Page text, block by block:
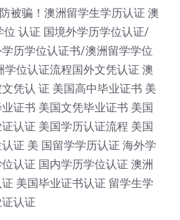
被骗！澳洲留学生学历认证 澳
认证 国境外学历学位认证/
历学位认证书/澳洲留学学位
位认证流程国外文凭认证 澳
凭认 证 美国高中毕业证书 美
证书 美国文凭毕业证书 美国
认证 美国学历认证流程 美国
证 美 国留学学历认证 海外学
认证 国内学历学位认证 澳洲
美国毕业证书认证 留学生学
认证